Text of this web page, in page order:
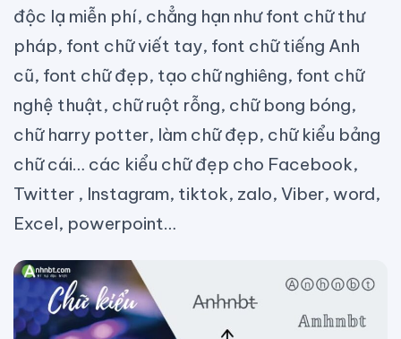
độc lạ miễn phí, chẳng hạn như font chữ thư
pháp, font chữ viết tay, font chữ tiếng Anh
cũ, font chữ đẹp, tạo chữ nghiêng, font chữ
nghệ thuật, chữ ruột rỗng, chữ bong bóng,
chữ harry potter, làm chữ đẹp, chữ kiểu bảng
chữ cái… các kiểu chữ đẹp cho Facebook,
Twitter , Instagram, tiktok, zalo, Viber, word,
Excel, powerpoint…